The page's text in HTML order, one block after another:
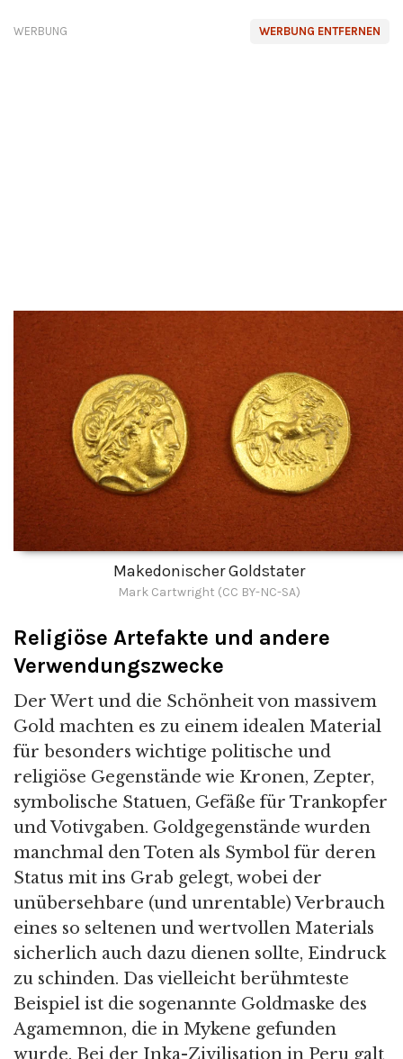
WERBUNG ENTFERNEN
WERBUNG
Makedonischer Goldstater
Mark Cartwright (CC BY-NC-SA)
Religiöse Artefakte und andere
Verwendungszwecke
Der Wert und die Schönheit von massivem
Gold machten es zu einem idealen Material
für besonders wichtige politische und
religiöse Gegenstände wie Kronen, Zepter,
symbolische Statuen, Gefäße für Trankopfer
und Votivgaben. Goldgegenstände wurden
manchmal den Toten als Symbol für deren
Status mit ins Grab gelegt, wobei der
unübersehbare (und unrentable) Verbrauch
eines so seltenen und wertvollen Materials
sicherlich auch dazu dienen sollte, Eindruck
zu schinden. Das vielleicht berühmteste
Beispiel ist die sogenannte Goldmaske des
Agamemnon, die in Mykene gefunden
wurde. Bei der Inka-Zivilisation in Peru galt